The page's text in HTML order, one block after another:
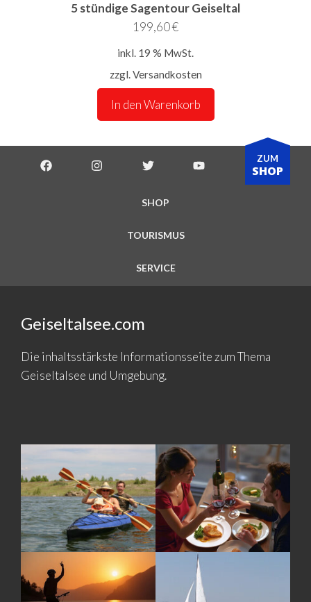
5 stündige Sagentour Geiseltal
199,60€
inkl. 19 % MwSt.
zzgl.Versandkosten
In den Warenkorb
SHOP
TOURISMUS
SERVICE
ZUM
SHOP
Geiseltalsee.com
Die inhaltsstärkste Informationsseite zum Thema
Geiseltalsee und Umgebung.